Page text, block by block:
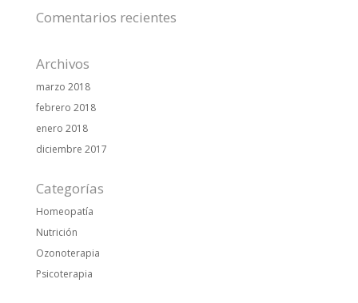
Comentarios recientes
Archivos
marzo 2018
febrero 2018
enero 2018
diciembre 2017
Categorías
Homeopatía
Nutrición
Ozonoterapia
Psicoterapia